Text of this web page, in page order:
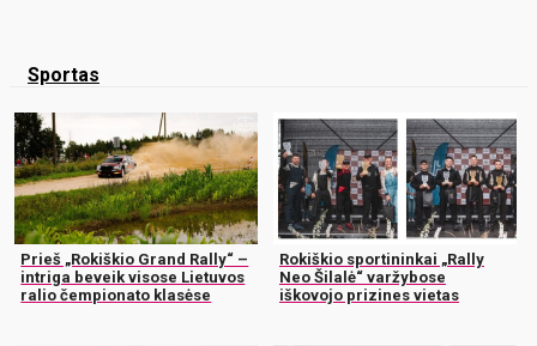
Sportas
Prieš „Rokiškio Grand Rally“ –
intriga beveik visose Lietuvos
ralio čempionato klasėse
Rokiškio sportininkai „Rally
Neo Šilalė“ varžybose
iškovojo prizines vietas